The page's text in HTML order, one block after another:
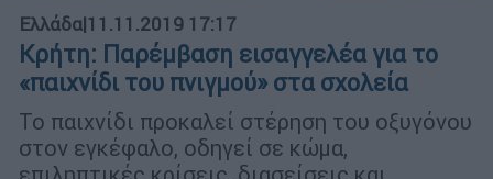
Ελλάδα|11.11.2019 17:17
Κρήτη: Παρέμβαση εισαγγελέα για το
«παιχνίδι του πνιγμού» στα σχολεία
Το παιχνίδι προκαλεί στέρηση του οξυγόνου
στον εγκέφαλο, οδηγεί σε κώμα,